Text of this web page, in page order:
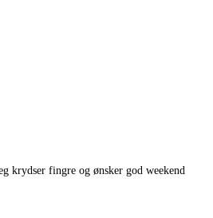
krydser fingre og ønsker god weekend